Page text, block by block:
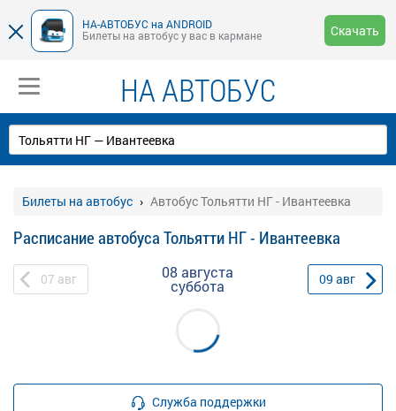
НА-АВТОБУС на ANDROID
Билеты на автобус у вас в кармане
Скачать
НА АВТОБУС
Билеты на автобус Автобус Тольятти НГ - Ивантеевка
Расписание автобуса Тольятти НГ - Ивантеевка
07 авг 08 августа
суббота 09 авг
Служба поддержки